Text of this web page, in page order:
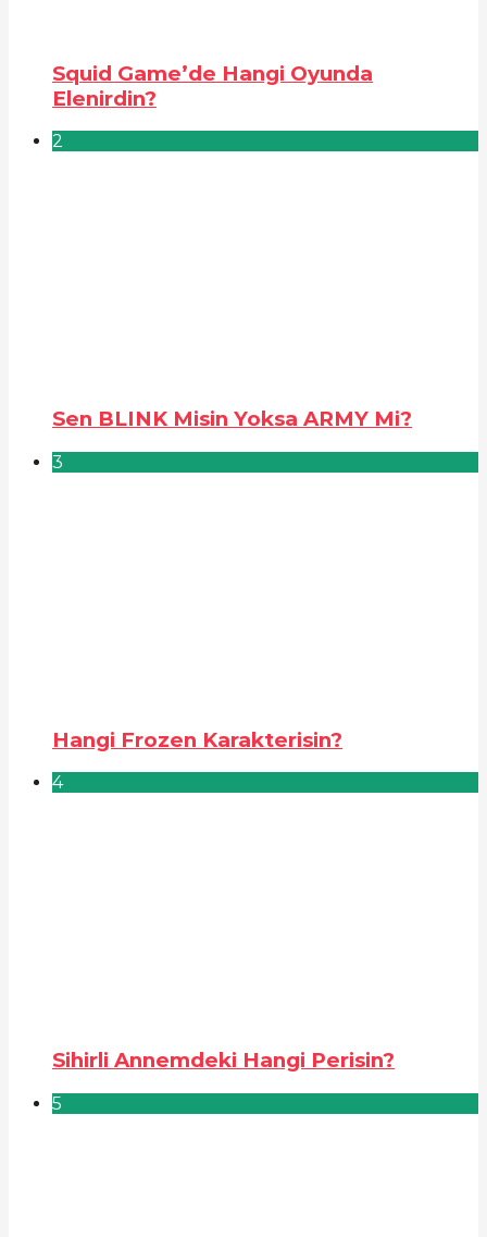
Squid Game’de Hangi Oyunda
Elenirdin?
2
Sen BLINK Misin Yoksa ARMY Mi?
3
Hangi Frozen Karakterisin?
4
Sihirli Annemdeki Hangi Perisin?
5